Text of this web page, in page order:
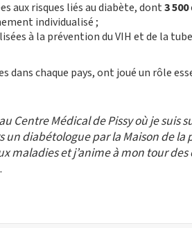
aux risques liés au diabète, dont3 500
individualisé ;
à la prévention du VIH et de la
dans chaque pays, ont joué un rôle
Médical de Pissy où je suis
un diabétologue par la Maison de
maladies et j’anime à mon tour